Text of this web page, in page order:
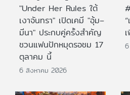
"Under Her Rules ใต้
เงาจันทรา" เปิดเคมี "อุ้ม–
มีนา" ประกบคู่ครั้งสำคัญ
ชวนแฟนปักหมุดรอชม 17
ตุลาคม นี้
6 สิงหาคม 2026